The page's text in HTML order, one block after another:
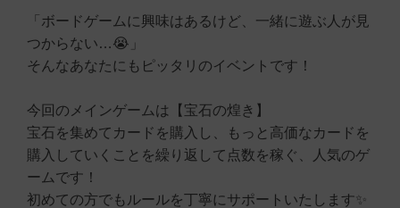
「ボードゲームに興味はあるけど、一緒に遊ぶ人が見
つからない…😭」
そんなあなたにもピッタリのイベントです！
今回のメインゲームは【宝石の煌き】
宝石を集めてカードを購入し、もっと高価なカードを
購入していくことを繰り返して点数を稼ぐ、人気のゲ
ームです！
初めての方でもルールを丁寧にサポートいたします✨